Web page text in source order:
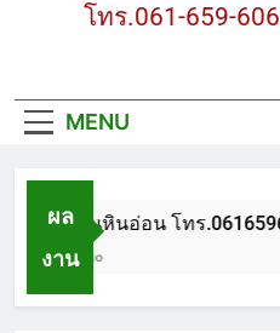
บทความ : ก
โทร.061-659-
MENU
ผล
งาน
ขัดพื้นหินอ่อน โทร
1 ปี Ago